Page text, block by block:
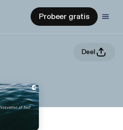
Probeer gratis
Deel